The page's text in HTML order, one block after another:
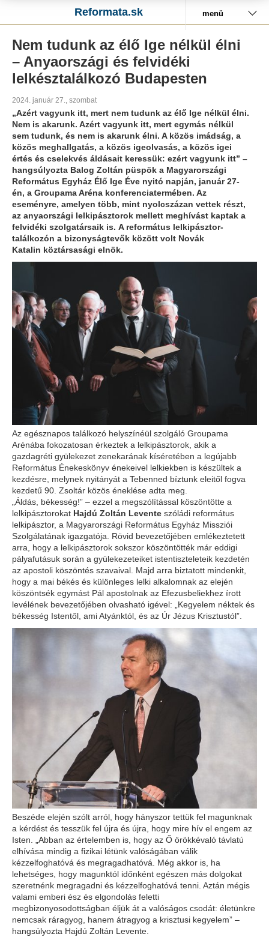
Reformata.sk menü
Nem tudunk az élő Ige nélkül élni
– Anyaországi és felvidéki
lelkésztalálkozó Budapesten
2024. január 27., szombat
„Azért vagyunk itt, mert nem tudunk az élő Ige nélkül élni.
Nem is akarunk. Azért vagyunk itt, mert egymás nélkül
sem tudunk, és nem is akarunk élni. A közös imádság, a
közös meghallgatás, a közös igeolvasás, a közös igei
értés és cselekvés áldásait keressük: ezért vagyunk itt” –
hangsúlyozta Balog Zoltán püspök a Magyarországi
Református Egyház Élő Ige Éve nyitó napján, január 27-
én, a Groupama Aréna konferenciatermében. Az
eseményre, amelyen több, mint nyolcszázan vettek részt,
az anyaországi lelkipásztorok mellett meghívást kaptak a
felvidéki szolgatársaik is. A református lelkipásztor-
találkozón a bizonyságtevők között volt Novák
Katalin köztársasági elnök.
Az egésznapos találkozó helyszínéül szolgáló Groupama
Arénába fokozatosan érkeztek a lelkipásztorok, akik a
gazdagréti gyülekezet zenekarának kíséretében a legújabb
Református Énekeskönyv énekeivel lelkiekben is készültek a
kezdésre, melynek nyitányát a Tebenned bíztunk eleitől fogva
kezdetű 90. Zsoltár közös éneklése adta meg.
„Áldás, békesség!” – ezzel a megszólítással köszöntötte a
lelkipásztorokat Hajdú Zoltán Levente szóládi református
lelkipásztor, a Magyarországi Református Egyház Missziói
Szolgálatának igazgatója. Rövid bevezetőjében emlékeztetett
arra, hogy a lelkipásztorok sokszor köszöntötték már eddigi
pályafutásuk során a gyülekezeteiket istentiszteleteik kezdetén
az apostoli köszöntés szavaival. Majd arra biztatott mindenkit,
hogy a mai békés és különleges lelki alkalomnak az elején
köszöntsék egymást Pál apostolnak az Efezusbeliekhez írott
levélének bevezetőjében olvasható igével: „Kegyelem néktek és
békesség Istentől, ami Atyánktól, és az Úr Jézus Krisztustól”.
Beszéde elején szólt arról, hogy hányszor tettük fel magunknak
a kérdést és tesszük fel újra és újra, hogy mire hív el engem az
Isten. „Abban az értelemben is, hogy az Ő örökkévaló távlatú
elhívása mindig a fizikai létünk valóságában válik
kézzelfoghatóvá és megragadhatóvá. Még akkor is, ha
lehetséges, hogy magunktól időnként egészen más dolgokat
szeretnénk megragadni és kézzelfoghatóvá tenni. Aztán mégis
valami emberi ész és elgondolás feletti
megbizonyosodottságban éljük át a valóságos csodát: életünkre
nemcsak ráragyog, hanem átragyog a krisztusi kegyelem” –
hangsúlyozta Hajdú Zoltán Levente.